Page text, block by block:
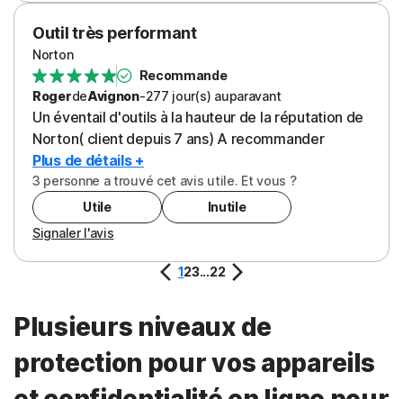
Outil très performant
Norton
Recommande
RogerdeAvignon-277 jour(s) auparavant
Un éventail d'outils à la hauteur de la réputation de
Norton( client depuis 7 ans) A recommander
Plus de détails +
3 personne a trouvé cet avis utile. Et vous ?
Utile
Inutile
Signaler l'avis
123...22
Plusieurs niveaux de
protection pour vos appareils